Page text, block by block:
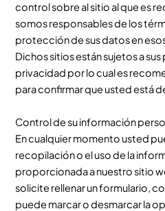
control sobre al sitio al que es
somos responsables de los
protección de sus datos en
Dichos sitios están sujetos a
privacidad por lo cual es
para confirmar que usted está
Control de su información
En cualquier momento usted
recopilación o el uso de la
proporcionada a nuestro sitio
solicite rellenar un formulario,
puede marcar o desmarcar la